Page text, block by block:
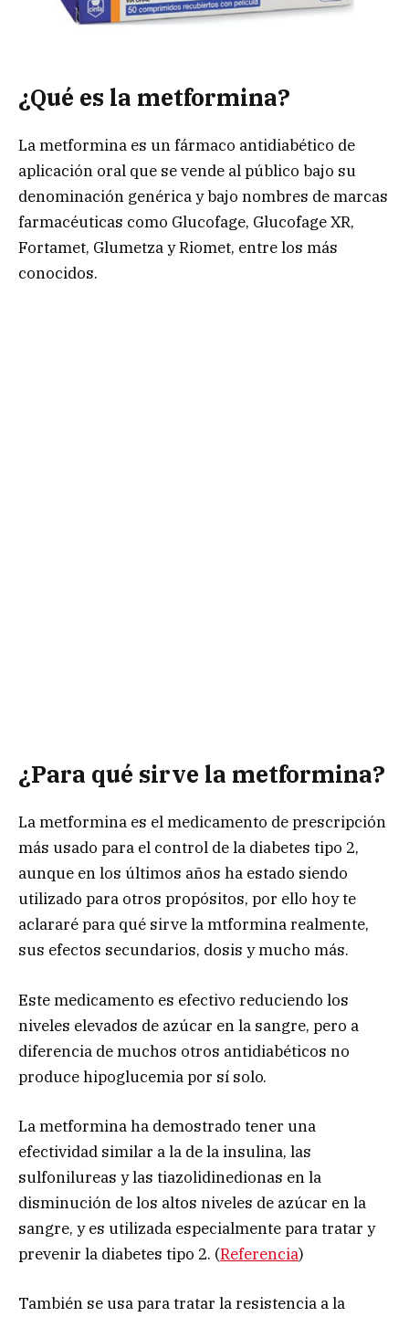
¿Qué es la metformina?
La metformina es un fármaco antidiabético de
aplicación oral que se vende al público bajo su
denominación genérica y bajo nombres de marcas
farmacéuticas como Glucofage, Glucofage XR,
Fortamet, Glumetza y Riomet, entre los más
conocidos.
¿Para qué sirve la metformina?
La metformina es el medicamento de prescripción
más usado para el control de la diabetes tipo 2,
aunque en los últimos años ha estado siendo
utilizado para otros propósitos, por ello hoy te
aclararé para qué sirve la mtformina realmente,
sus efectos secundarios, dosis y mucho más.
Este medicamento es efectivo reduciendo los
niveles elevados de azúcar en la sangre, pero a
diferencia de muchos otros antidiabéticos no
produce hipoglucemia por sí solo.
La metformina ha demostrado tener una
efectividad similar a la de la insulina, las
sulfonilureas y las tiazolidinedionas en la
disminución de los altos niveles de azúcar en la
sangre, y es utilizada especialmente para tratar y
prevenir la diabetes tipo 2. (Referencia)
También se usa para tratar la resistencia a la